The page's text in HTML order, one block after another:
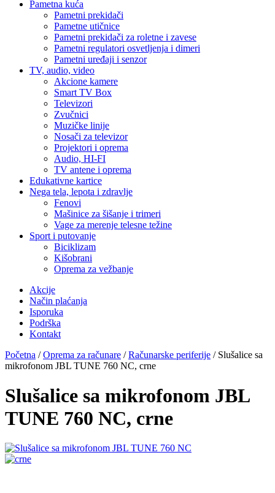
Pametna kuća
Pametni prekidači
Pametne utičnice
Pametni prekidači za roletne i zavese
Pametni regulatori osvetljenja i dimeri
Pametni uređaji i senzor
TV, audio, video
Akcione kamere
Smart TV Box
Televizori
Zvučnici
Muzičke linije
Nosači za televizor
Projektori i oprema
Audio, HI-FI
TV antene i oprema
Edukativne kartice
Nega tela, lepota i zdravlje
Fenovi
Mašinice za šišanje i trimeri
Vage za merenje telesne težine
Sport i putovanje
Biciklizam
Kišobrani
Oprema za vežbanje
Akcije
Način plaćanja
Isporuka
Podrška
Kontakt
Početna /Oprema za računare /Računarske periferije / Slušalice sa
mikrofonom JBL TUNE 760 NC, crne
Slušalice sa mikrofonom JBL
TUNE 760 NC, crne